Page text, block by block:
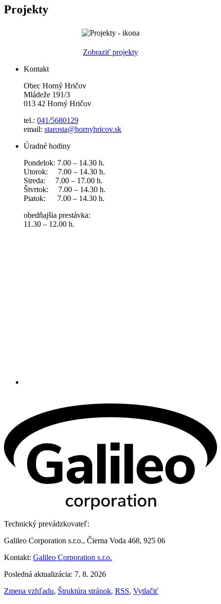
Projekty
Zobraziť projekty
Kontakt
Obec Horný Hričov
Mládeže 191/3
013 42 Horný Hričov
tel.: 041/5680129
email: starosta@hornyhricov.sk
Úradné hodiny
Pondelok: 7.00 – 14.30 h.
Utorok: 7.00 – 14.30 h.
Streda: 7.00 – 17.00 h.
Štvrtok: 7.00 – 14.30 h.
Piatok: 7.00 – 14.30 h.
obedňajšia prestávka:
11.30 – 12.00 h.
Technický prevádzkovateľ:
Galileo Corporation s.r.o., Čierna Voda 468, 925 06
Kontakt: Galileo Corporation s.r.o.
Posledná aktualizácia: 7. 8. 2026
Zmena vzhľadu, Štruktúra stránok, RSS, Vytlačiť